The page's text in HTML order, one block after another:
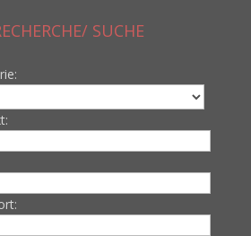
SUCHE